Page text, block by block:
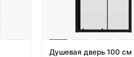
Душевая дверь 100 см